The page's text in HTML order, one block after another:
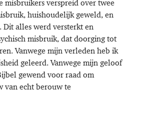
misbruikers verspreid over twee
huishoudelijk geweld, en
Dit alles werd versterkt en
misbruik, dat doorging tot
Vanwege mijn verleden heb ik
geleerd. Vanwege mijn geloof
gewend voor raad om
van echt berouw te